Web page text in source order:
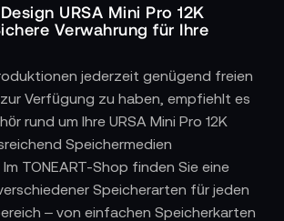
URSA Mini Pro 12K
Verwahrung für Ihre
jederzeit genügend freien
Verfügung zu haben, empfiehlt es
rund um Ihre URSA Mini Pro 12K
Speichermedien
TONEART-Shop finden Sie eine
Speicherarten für jeden
– von einfachen Speicherkarten